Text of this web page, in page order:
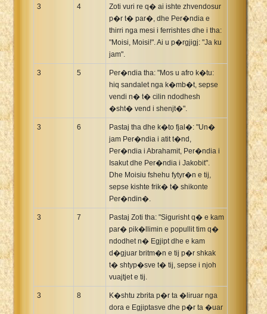
3 4
Zoti vuri re q� ai ishte zhvendosur
p�r t� par�, dhe Per�ndia e
thirri nga mesi i ferrishtes dhe i tha:
"Moisi, Moisi!". Ai u p�rgjigj: "Ja ku
jam".
3 5
Per�ndia tha: "Mos u afro k�tu:
hiq sandalet nga k�mb�t, sepse
vendi n� t� cilin ndodhesh
�sht� vend i shenjt�".
3 6
Pastaj tha dhe k�to fjal�: "Un�
jam Per�ndia i atit t�nd,
Per�ndia i Abrahamit, Per�ndia i
Isakut dhe Per�ndia i Jakobit".
Dhe Moisiu fshehu fytyr�n e tij,
sepse kishte frik� t� shikonte
Per�ndin�.
3 7
Pastaj Zoti tha: "Sigurisht q� e kam
par� pik�llimin e popullit tim q�
ndodhet n� Egjipt dhe e kam
d�gjuar britm�n e tij p�r shkak
t� shtyp�sve t� tij, sepse i njoh
vuajtjet e tij.
3 8
K�shtu zbrita p�r ta �liruar nga
dora e Egjiptasve dhe p�r ta �uar